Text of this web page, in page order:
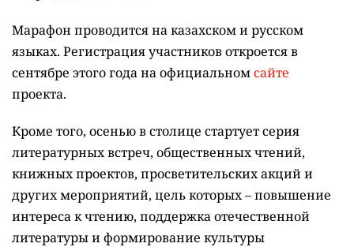
Марафон проводится на казахском и русском
языках. Регистрация участников откроется в
сентябре этого года на официальномсайте
проекта.
Кроме того, осенью в столице стартует серия
литературных встреч, общественных чтений,
книжных проектов, просветительских акций и
других мероприятий, цель которых –повышение
интереса к чтению, поддержка отечественной
литературы и формирование культуры